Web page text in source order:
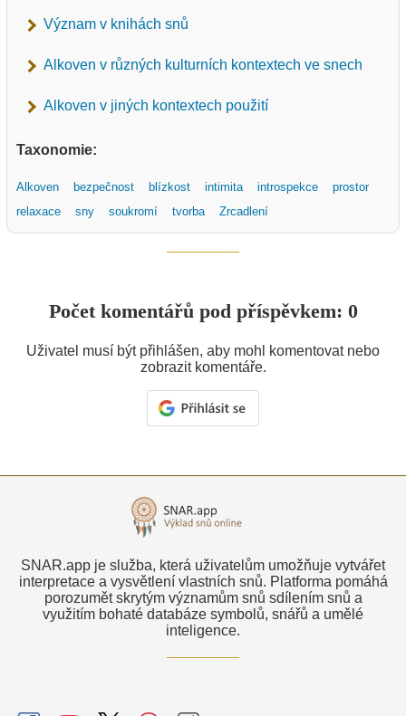
Význam v knihách snů
Alkoven v různých kulturních kontextech ve snech
Alkoven v jiných kontextech použití
Taxonomie:
Alkoven bezpečnost blízkost intimita introspekce
prostor
relaxace
sny soukromí tvorba Zrcadlení
Počet komentářů pod příspěvkem: 0
Uživatel musí být přihlášen, aby mohl komentovat nebo
zobrazit komentáře.
SNAR.app je služba, která uživatelům umožňuje vytvářet
interpretace a vysvětlení vlastních snů. Platforma pomáhá
porozumět skrytým významům snů sdílením snů a
využitím bohaté databáze symbolů, snářů a umělé
inteligence.